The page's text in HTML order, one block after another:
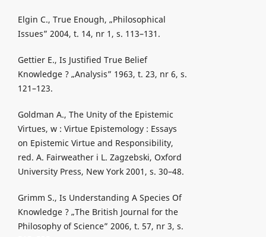
Elgin C., True Enough, „Philosophical
Issues” 2004, t. 14, nr 1, s. 113–131.
Gettier E., Is Justified True Belief
Knowledge ? „Analysis” 1963, t. 23, nr 6, s.
121–123.
Goldman A., The Unity of the Epistemic
Virtues, w : Virtue Epistemology : Essays
on Epistemic Virtue and Responsibility,
red. A. Fairweather i L. Zagzebski, Oxford
University Press, New York 2001, s. 30–48.
Grimm S., Is Understanding A Species Of
Knowledge ? „The British Journal for the
Philosophy of Science” 2006, t. 57, nr 3, s.